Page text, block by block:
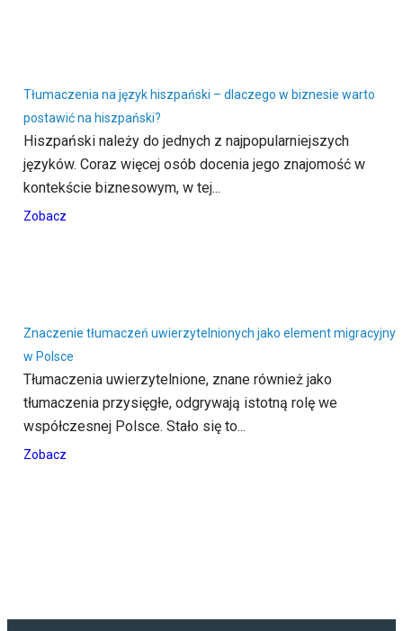
Tłumaczenia na język hiszpański – dlaczego w biznesie warto
postawić na hiszpański?
Hiszpański należy do jednych z najpopularniejszych
języków. Coraz więcej osób docenia jego znajomość w
kontekście biznesowym, w tej...
Zobacz
Znaczenie tłumaczeń uwierzytelnionych jako element migracyjny
w Polsce
Tłumaczenia uwierzytelnione, znane również jako
tłumaczenia przysięgłe, odgrywają istotną rolę we
współczesnej Polsce. Stało się to...
Zobacz